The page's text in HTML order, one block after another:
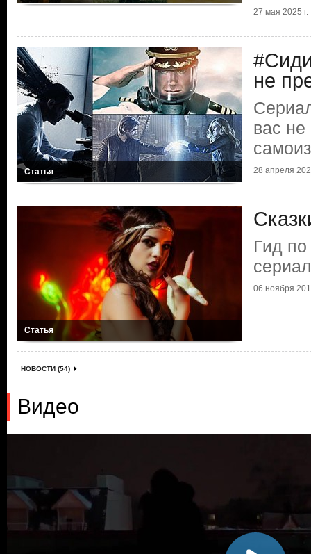
27 мая 2025 г.
Статья
не
вас
28 апреля
Статья
Гид
06 ноября
НОВОСТИ (54)
Видео